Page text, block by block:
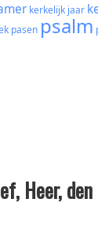
kerkelijk jaar
pasen psalm
Heer,